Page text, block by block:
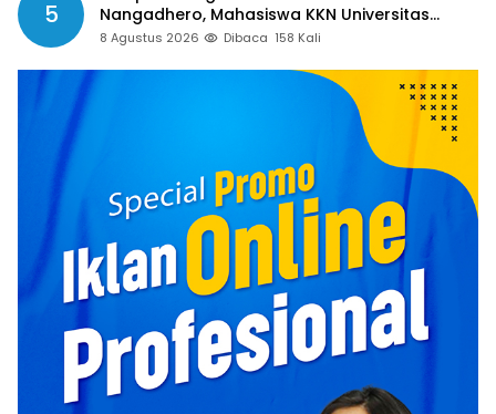
5
Nangadhero, Mahasiswa KKN Universitas
Muhamadiyah Turun Tangan Bersihkan Pantai
8 Agustus 2026 Dibaca 158 Kali